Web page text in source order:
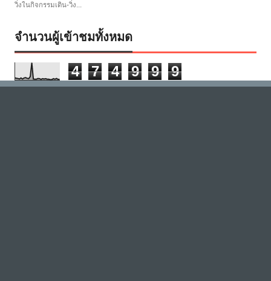
วิ่งในกิจกรรมเดิน-วิ่ง...
จำนวนผู้เข้าชมทั้งหมด
4 7 4 9 9 9